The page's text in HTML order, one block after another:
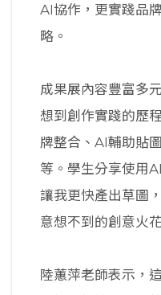
AI協作，更實踐品
略。
成果展內容豐富多
想到創作實踐的歷
牌整合、AI輔助貼
等。學生分享使用
讓我更快產出草圖
意想不到的創意火花
陸蕙萍老師表示，